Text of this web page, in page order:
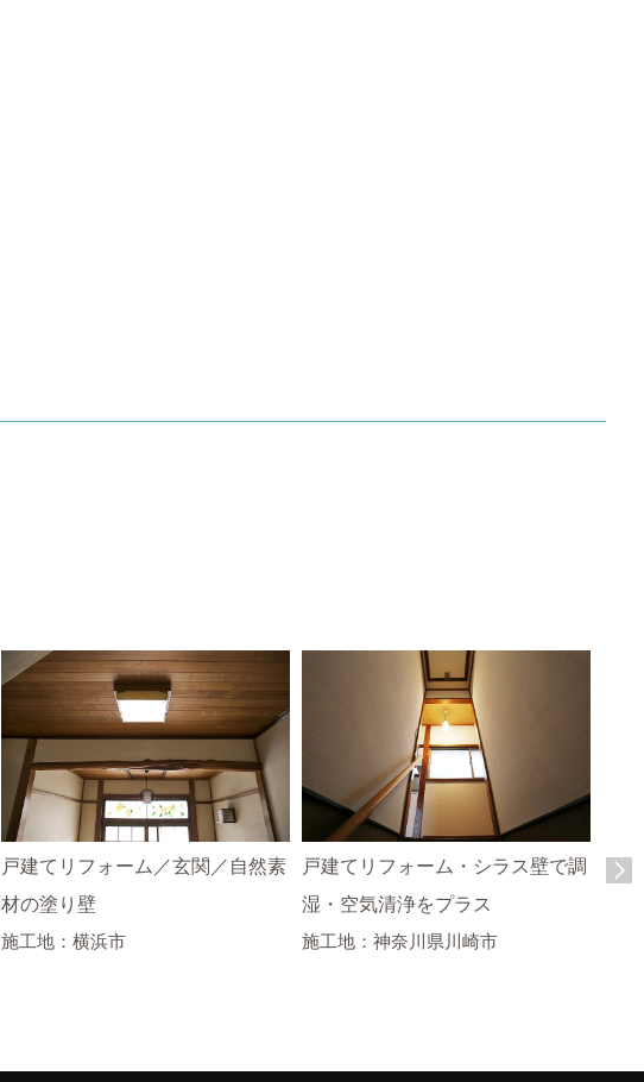
戸建てリフォーム／玄関／自然素
材の塗り壁
施工地：横浜市
戸建てリフォーム・シラス壁で調
湿・空気清浄をプラス
施工地：神奈川県川崎市